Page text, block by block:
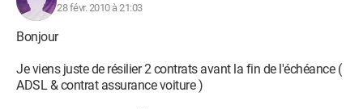
28 févr. 2010 à 21:03
Bonjour
Je viens juste de résilier 2 contrats avant la fin de l'échéance (
ADSL & contrat assurance voiture )